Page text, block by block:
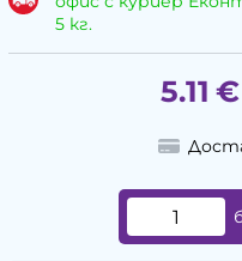
5 кг.
5.11 €